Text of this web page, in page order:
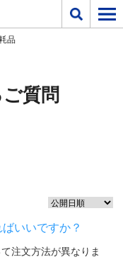
品
質問
いいですか？
注文方法が異なりま